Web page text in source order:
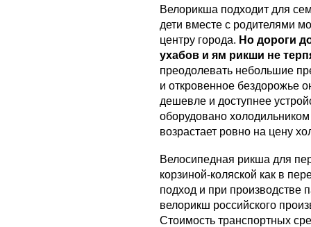
Велорикша подходит для
дети вместе с родителями
центру города. Но дороги
ухабов и ям рикши не
преодолевать небольшие
и откровенное бездорожье
дешевле и доступнее
оборудовано
возрастает ровно на цену
Велосипедная рикша для
корзиной-коляской как в
подход и при производстве
велорикш российского
Стоимость транспортных